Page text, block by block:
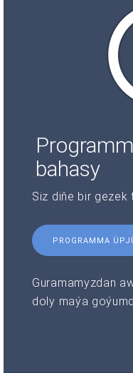
bahasy
Siz diňe bir
PROGRAMMA
Guramamyzdan
doly maýa